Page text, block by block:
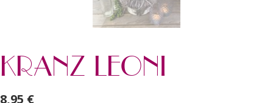
KRANZ LEONI
8,95 €